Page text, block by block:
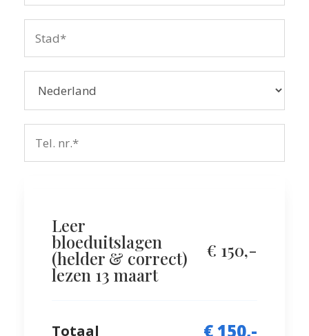
Leer
bloeduitslagen
(helder & correct)
lezen 13 maart
€ 150,-
Totaal € 150,-